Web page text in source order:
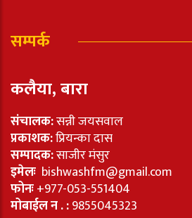
सम्पर्क
कलैया, बारा
संचालक:सन्नी जयसवाल
प्रकाशक:प्रियन्का दास
सम्पादक:साजीर मंसुर
इमेलः bishwashfm@gmail.com
फोनः+977-053-551404
मोबाईल न . :9855045323